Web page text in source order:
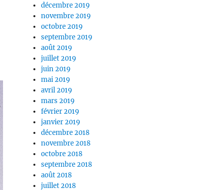
décembre 2019
novembre 2019
octobre 2019
septembre 2019
août 2019
juillet 2019
juin 2019
mai 2019
avril 2019
mars 2019
février 2019
janvier 2019
décembre 2018
novembre 2018
octobre 2018
septembre 2018
août 2018
juillet 2018